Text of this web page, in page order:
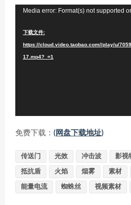
Media error: Format(s) not supported
下载文件:
https://cloud.video.taobao.com//play/u/
17.mp4?_=1
免费下载： (网盘下载地址)
传送门 光效 冲击波 影视
抵抗盾 火焰 烟雾 素材
能量电流 蜘蛛丝 视频素材